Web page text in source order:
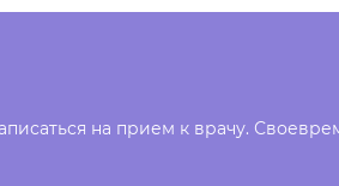
на прием к врачу.